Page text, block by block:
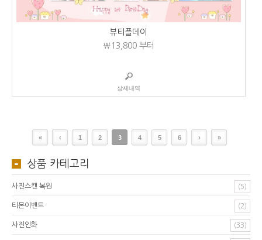
뷰티플데이
₩13,800부터
상세내역
« ‹ 1 2 3 4 5 6 › »
상품 카테고리
사진스캔 복원 (5)
티몬이벤트 (2)
사진인화 (33)